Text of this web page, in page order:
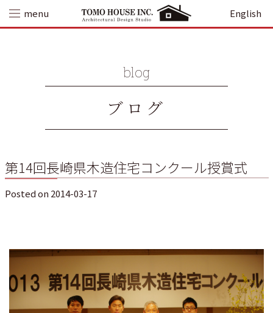
content
menu English
blog
ブログ
第14回長崎県木造住宅コンクール授賞式
Posted on 2014-03-17